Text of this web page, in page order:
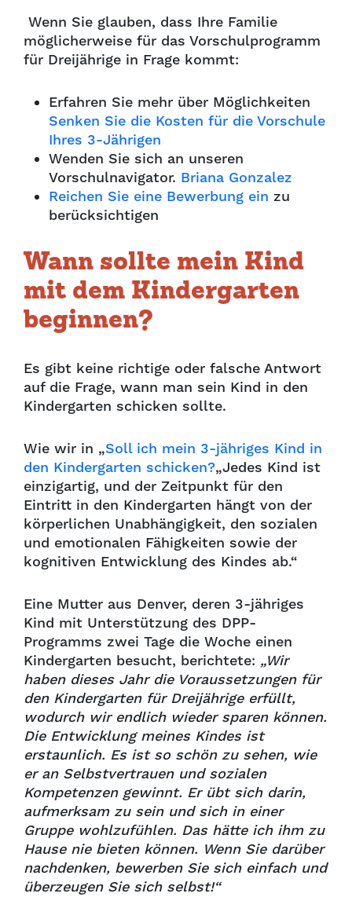
Wenn Sie glauben, dass Ihre Familie
möglicherweise für das Vorschulprogramm
für Dreijährige in Frage kommt:
Erfahren Sie mehr über Möglichkeiten
Senken Sie die Kosten für die Vorschule
Ihres 3-Jährigen
Wenden Sie sich an unseren
Vorschulnavigator. Briana Gonzalez
Reichen Sie eine Bewerbung ein zu
berücksichtigen
Wann sollte mein Kind
mit dem Kindergarten
beginnen?
Es gibt keine richtige oder falsche Antwort
auf die Frage, wann man sein Kind in den
Kindergarten schicken sollte.
Wie wir in „Soll ich mein 3-jähriges Kind in
den Kindergarten schicken?„Jedes Kind ist
einzigartig, und der Zeitpunkt für den
Eintritt in den Kindergarten hängt von der
körperlichen Unabhängigkeit, den sozialen
und emotionalen Fähigkeiten sowie der
kognitiven Entwicklung des Kindes ab.“
Eine Mutter aus Denver, deren 3-jähriges
Kind mit Unterstützung des DPP-
Programms zwei Tage die Woche einen
Kindergarten besucht, berichtete: „Wir
haben dieses Jahr die Voraussetzungen für
den Kindergarten für Dreijährige erfüllt,
wodurch wir endlich wieder sparen können.
Die Entwicklung meines Kindes ist
erstaunlich. Es ist so schön zu sehen, wie
er an Selbstvertrauen und sozialen
Kompetenzen gewinnt. Er übt sich darin,
aufmerksam zu sein und sich in einer
Gruppe wohlzufühlen. Das hätte ich ihm zu
Hause nie bieten können. Wenn Sie darüber
nachdenken, bewerben Sie sich einfach und
überzeugen Sie sich selbst!“